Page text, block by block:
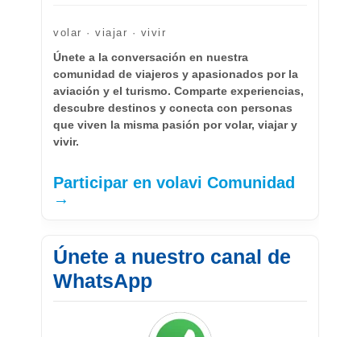
volar · viajar · vivir
Únete a la conversación en nuestra
comunidad de viajeros y apasionados por la
aviación y el turismo. Comparte experiencias,
descubre destinos y conecta con personas
que viven la misma pasión por volar, viajar y
vivir.
Participar en volavi Comunidad
→
Únete a nuestro canal de
WhatsApp